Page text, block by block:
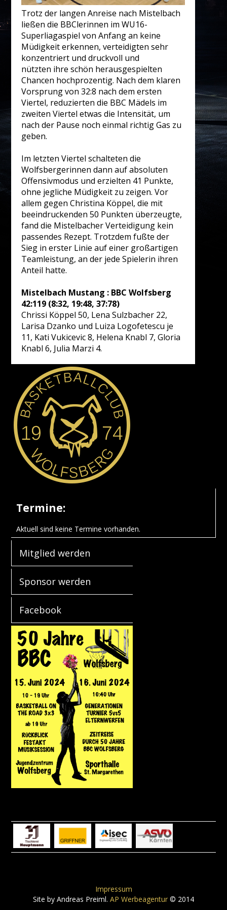
Trotz der langen Anreise nach Mistelbach
ließen die BBClerinnen im WU16-
Superliagaspiel von Anfang an keine
Müdigkeit erkennen, verteidigten sehr
konzentriert und druckvoll und
nützten ihre schön herausgespielten
Chancen hochprozentig. Nach dem klaren
Vorsprung von 32:8 nach dem ersten
Viertel, reduzierten die BBC Mädels im
zweiten Viertel etwas die Intensität, um
nach der Pause noch einmal richtig Gas zu
geben.
Im letzten Viertel schalteten die
Wolfsbergerinnen dann auf absoluten
Offensivmodus und erzielten 41 Punkte,
ohne jegliche Müdigkeit zu zeigen. Vor
allem gegen Christina Köppel, die mit
beeindruckenden 50 Punkten überzeugte,
fand die Mistelbacher Verteidigung kein
passendes Rezept. Trotzdem fußte der
Sieg in erster Linie auf einer großartigen
Teamleistung, an der jede Spielerin ihren
Anteil hatte.
Mistelbach Mustang : BBC Wolfsberg
42:119 (8:32, 19:48, 37:78)
Chrissi Köppel 50, Lena Sulzbacher 22,
Larisa Dzanko und Luiza Logofetescu je
11, Kati Vukicevic 8, Helena Knabl 7, Gloria
Knabl 6, Julia Marzi 4.
Termine:
Aktuell sind keine Termine vorhanden.
Mitglied werden
Sponsor werden
Facebook
Impressum
Site by Andreas Preiml. AP Werbeagentur © 2014